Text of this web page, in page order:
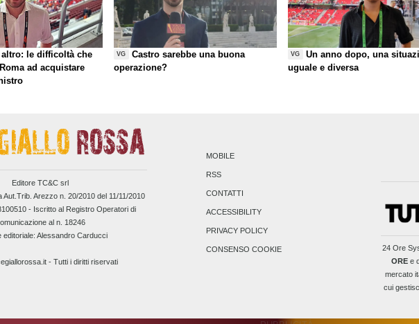
le difficoltà che
ad acquistare
VG
Castro sarebbe una buona
operazione?
VG
Un anno dopo, una
uguale e diversa
Editore TC&C srl
Aut.Trib. Arezzo n. 20/2010 del 11/11/2010
- Iscritto al Registro Operatori di
al n. 18246
editoriale: Alessandro Carducci
- Tutti i diritti riservati
MOBILE
RSS
CONTATTI
ACCESSIBILITY
PRIVACY POLICY
CONSENSO COOKIE 24 Ore
OREe
mercato
cui